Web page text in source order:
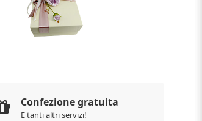
Confezione gratuita
E tanti altri servizi!